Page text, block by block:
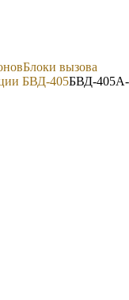
Блоки вызова
БВД-405БВД-